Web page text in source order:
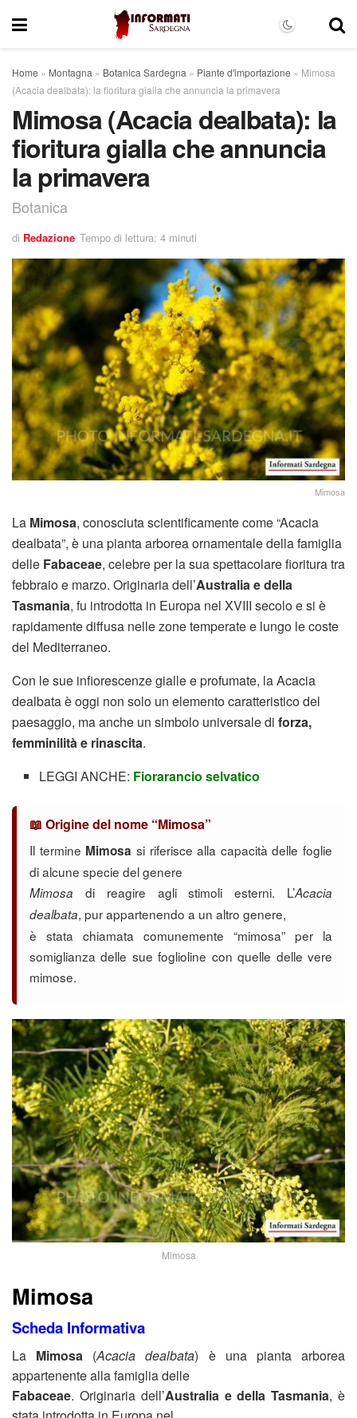
Home » Montagna » Botanica Sardegna » Piante d'importazione » Mimosa
(Acacia dealbata): la fioritura gialla che annuncia la primavera
Mimosa (Acacia dealbata): la
fioritura gialla che annuncia
la primavera
Botanica
di Redazione Tempo di lettura: 4 minuti
Mimosa
La Mimosa, conosciuta scientificamente come “Acacia
dealbata”, è una pianta arborea ornamentale della famiglia
delle Fabaceae, celebre per la sua spettacolare fioritura tra
febbraio e marzo. Originaria dell’Australia e della
Tasmania, fu introdotta in Europa nel XVIII secolo e si è
rapidamente diffusa nelle zone temperate e lungo le coste
del Mediterraneo.
Con le sue infiorescenze gialle e profumate, la Acacia
dealbata è oggi non solo un elemento caratteristico del
paesaggio, ma anche un simbolo universale di forza,
femminilità e rinascita.
LEGGI ANCHE: Fiorarancio selvatico
📖 Origine del nome “Mimosa”
Il termine Mimosa si riferisce alla capacità delle foglie
di alcune specie del genere
Mimosa di reagire agli stimoli esterni. L’Acacia
dealbata, pur appartenendo a un altro genere,
è stata chiamata comunemente “mimosa” per la
somiglianza delle sue foglioline con quelle delle vere
mimose.
Mimosa
Mimosa
Scheda Informativa
La Mimosa (Acacia dealbata) è una pianta arborea
appartenente alla famiglia delle
Fabaceae. Originaria dell’Australia e della Tasmania, è